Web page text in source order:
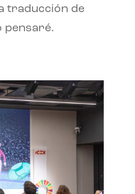
traducción de
pensaré.